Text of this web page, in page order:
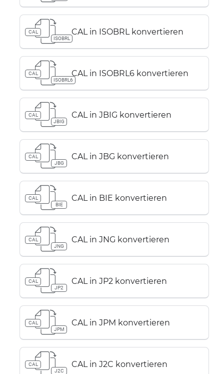
CAL
ISOBRL
CAL in ISOBRL konvertieren
CAL
ISOBRL6
CAL in ISOBRL6 konvertieren
CAL
JBIG
CAL in JBIG konvertieren
CAL
JBG
CAL in JBG konvertieren
CAL
BIE
CAL in BIE konvertieren
CAL
JNG
CAL in JNG konvertieren
CAL
JP2
CAL in JP2 konvertieren
CAL
JPM
CAL in JPM konvertieren
CAL
J2C
CAL in J2C konvertieren